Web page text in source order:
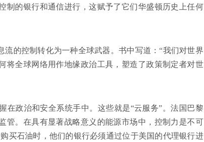
制的银行和通信进行，这赋予了它们华盛顿历史上任何
的控制转化为一种全球武器。书中写道：“我们对世界
全球网络用作地缘政治工具，塑造了政策制定者对世
在政治和安全系统手中。这些就是“云服务”。法国巴黎
管。在具有显著战略意义的能源市场中，控制力是不可
买石油时，他们的银行必须通过位于美国的代理银行进